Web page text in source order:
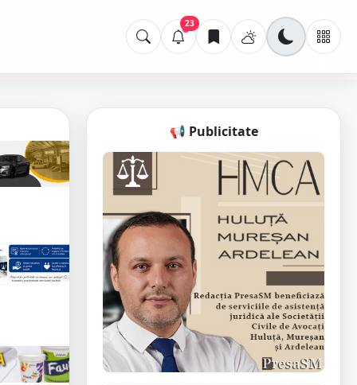
23
📢 Publicitate